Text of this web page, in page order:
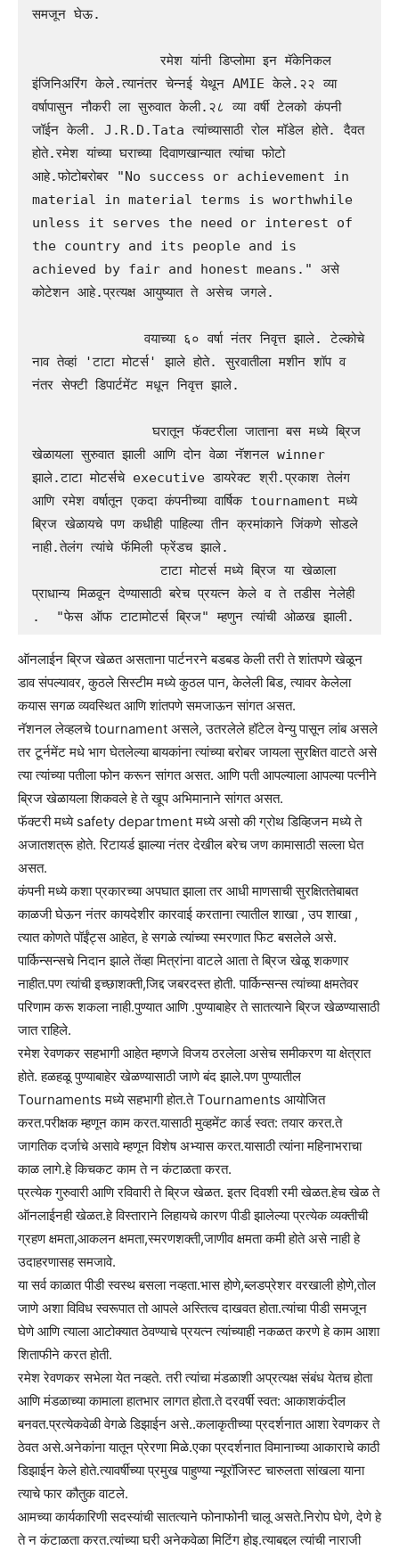
समजून घेऊ.
                रमेश यांनी डिप्लोमा इन मॅकेनिकल
इंजिनिअरिंग केले.त्यानंतर चेन्नई येथून AMIE केले.२२ व्या
वर्षापासुन नौकरी ला सुरुवात केली.२८ व्या वर्षी टेलको कंपनी
जॉईन केली. J.R.D.Tata त्यांच्यासाठी रोल मॉडेल होते. दैवत
होते.रमेश यांच्या घराच्या दिवाणखान्यात त्यांचा फोटो
आहे.फोटोबरोबर "No success or achievement in
material in material terms is worthwhile
unless it serves the need or interest of
the country and its people and is
achieved by fair and honest means." असे
कोटेशन आहे.प्रत्यक्ष आयुष्यात ते असेच जगले.
              वयाच्या ६० वर्षा नंतर निवृत्त झाले. टेल्कोचे
नाव तेव्हां 'टाटा मोटर्स' झाले होते. सुरवातीला मशीन शॉप व
नंतर सेफ्टी डिपार्टमेंट मधून निवृत्त झाले.
               घरातून फॅक्टरीला जाताना बस मध्ये ब्रिज
खेळायला सुरुवात झाली आणि दोन वेळा नॅशनल winner
झाले.टाटा मोटर्सचे executive डायरेक्ट श्री.प्रकाश तेलंग
आणि रमेश वर्षातून एकदा कंपनीच्या वार्षिक tournament मध्ये
ब्रिज खेळायचे पण कधीही पाहिल्या तीन क्रमांकाने जिंकणे सोडले
नाही.तेलंग त्यांचे फॅमिली फ्रेंडच झाले.
                टाटा मोटर्स मध्ये ब्रिज या खेळाला
प्राधान्य मिळवून देण्यासाठी बरेच प्रयत्न केले व ते तडीस नेलेही
.  "फेस ऑफ टाटामोटर्स ब्रिज" म्हणुन त्यांची ओळख झाली.
ऑनलाईन ब्रिज खेळत असताना पार्टनरने बडबड केली तरी ते शांतपणे खेळून
डाव संपल्यावर, कुठले सिस्टीम मध्ये कुठल पान, केलेली बिड, त्यावर केलेला
कयास सगळ व्यवस्थित आणि शांतपणे समजाऊन सांगत असत.
नॅशनल लेव्हलचे tournament असले, उतरलेले हॉटेल वेन्यु पासून लांब असले
तर टूर्नमेंट मधे भाग घेतलेल्या बायकांना त्यांच्या बरोबर जायला सुरक्षित वाटते असे
त्या त्यांच्या पतीला फोन करून सांगत असत. आणि पती आपल्याला आपल्या पत्नीने
ब्रिज खेळायला शिकवले हे ते खूप अभिमानाने सांगत असत.
फॅक्टरी मध्ये safety department मध्ये असो की ग्रोथ डिव्हिजन मध्ये ते
अजातशत्रू होते. रिटायर्ड झाल्या नंतर देखील बरेच जण कामासाठी सल्ला घेत
असत.
कंपनी मध्ये कशा प्रकारच्या अपघात झाला तर आधी माणसाची सुरक्षिततेबाबत
काळजी घेऊन नंतर कायदेशीर कारवाई करताना त्यातील शाखा , उप शाखा ,
त्यात कोणते पॉईंट्स आहेत, हे सगळे त्यांच्या स्मरणात फिट बसलेले असे.
पार्किन्सन्सचे निदान झाले तेंव्हा मित्रांना वाटले आता ते ब्रिज खेळू शकणार
नाहीत.पण त्यांची इच्छाशक्ती,जिद्द जबरदस्त होती. पार्किन्सन्स त्यांच्या क्षमतेवर
परिणाम करू शकला नाही.पुण्यात आणि .पुण्याबाहेर ते सातत्याने ब्रिज खेळण्यासाठी
जात राहिले.
रमेश रेवणकर सहभागी आहेत म्हणजे विजय ठरलेला असेच समीकरण या क्षेत्रात
होते. हळहळू पुण्याबाहेर खेळण्यासाठी जाणे बंद झाले.पण पुण्यातील
Tournaments मध्ये सहभागी होत.ते Tournaments आयोजित
करत.परीक्षक म्हणून काम करत.यासाठी मुव्हमेंट कार्ड स्वत: तयार करत.ते
जागतिक दर्जाचे असावे म्हणून विशेष अभ्यास करत.यासाठी त्यांना महिनाभराचा
काळ लागे.हे किचकट काम ते न कंटाळता करत.
प्रत्येक गुरुवारी आणि रविवारी ते ब्रिज खेळत. इतर दिवशी रमी खेळत.हेच खेळ ते
ऑनलाईनही खेळत.हे विस्ताराने लिहायचे कारण पीडी झालेल्या प्रत्येक व्यक्तीची
ग्रहण क्षमता,आकलन क्षमता,स्मरणशक्ती,जाणीव क्षमता कमी होते असे नाही हे
उदाहरणासह समजावे.
या सर्व काळात पीडी स्वस्थ बसला नव्हता.भास होणे,ब्लडप्रेशर वरखाली होणे,तोल
जाणे अशा विविध स्वरूपात तो आपले अस्तित्व दाखवत होता.त्यांचा पीडी समजून
घेणे आणि त्याला आटोक्यात ठेवण्याचे प्रयत्न त्यांच्याही नकळत करणे हे काम आशा
शिताफीने करत होती.
रमेश रेवणकर सभेला येत नव्हते. तरी त्यांचा मंडळाशी अप्रत्यक्ष संबंध येतच होता
आणि मंडळाच्या कामाला हातभार लागत होता.ते दरवर्षी स्वत: आकाशकंदील
बनवत.प्रत्येकवेळी वेगळे डिझाईन असे..कलाकृतीच्या प्रदर्शनात आशा रेवणकर ते
ठेवत असे.अनेकांना यातून प्रेरणा मिळे.एका प्रदर्शनात विमानाच्या आकाराचे काठी
डिझाईन केले होते.त्यावर्षीच्या प्रमुख पाहुण्या न्यूरॉजिस्ट चारुलता सांखला याना
त्याचे फार कौतुक वाटले.
आमच्या कार्यकारिणी सदस्यांची सातत्याने फोनाफोनी चालू असते.निरोप घेणे, देणे हे
ते न कंटाळता करत.त्यांच्या घरी अनेकवेळा मिटिंग होइ.त्याबद्दल त्यांची नाराजी